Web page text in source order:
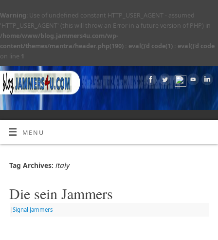
Warning: Use of undefined constant HTTP_USER_AGENT - assumed
'HTTP_USER_AGENT' (this will throw an Error in a future version of PHP) in
/home/www/blog.jammers4u.com/wp-
content/themes/mantra/header.php(190) : eval()'d code(1) : eval()'d code
on line 1
MENU
Tag Archives: italy
Die sein Jammers
Signal Jammers